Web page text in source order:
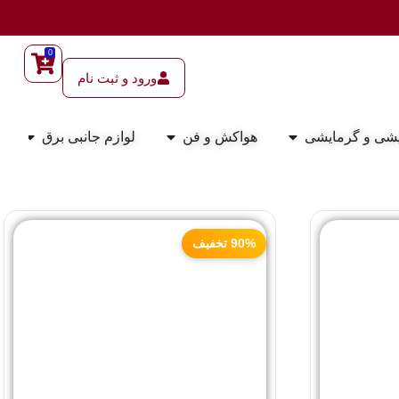
ورود و ثبت نام
0
و گرمایشی هواکش و فن لوازم جانبی برق
90% تخفیف